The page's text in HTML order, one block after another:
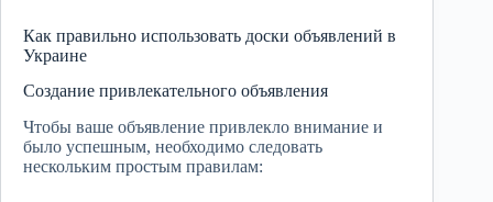
Как правильно использовать доски объявлений в
Украине
Создание привлекательного объявления
Чтобы ваше объявление привлекло внимание и
было успешным, необходимо следовать
нескольким простым правилам: